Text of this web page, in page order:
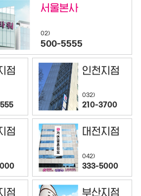
서울본사
02)
500-5555
점 인천지점
032)
210-3700
점 대전지점
042)
333-5000
점 부산지점